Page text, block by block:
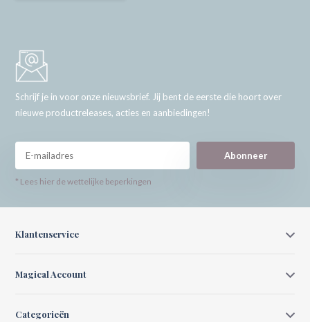
Schrijf je in voor onze nieuwsbrief. Jij bent de eerste die hoort over
nieuwe productreleases, acties en aanbiedingen!
Abonneer
* Lees hier de wettelijke beperkingen
Klantenservice
Magical Account
Categorieën